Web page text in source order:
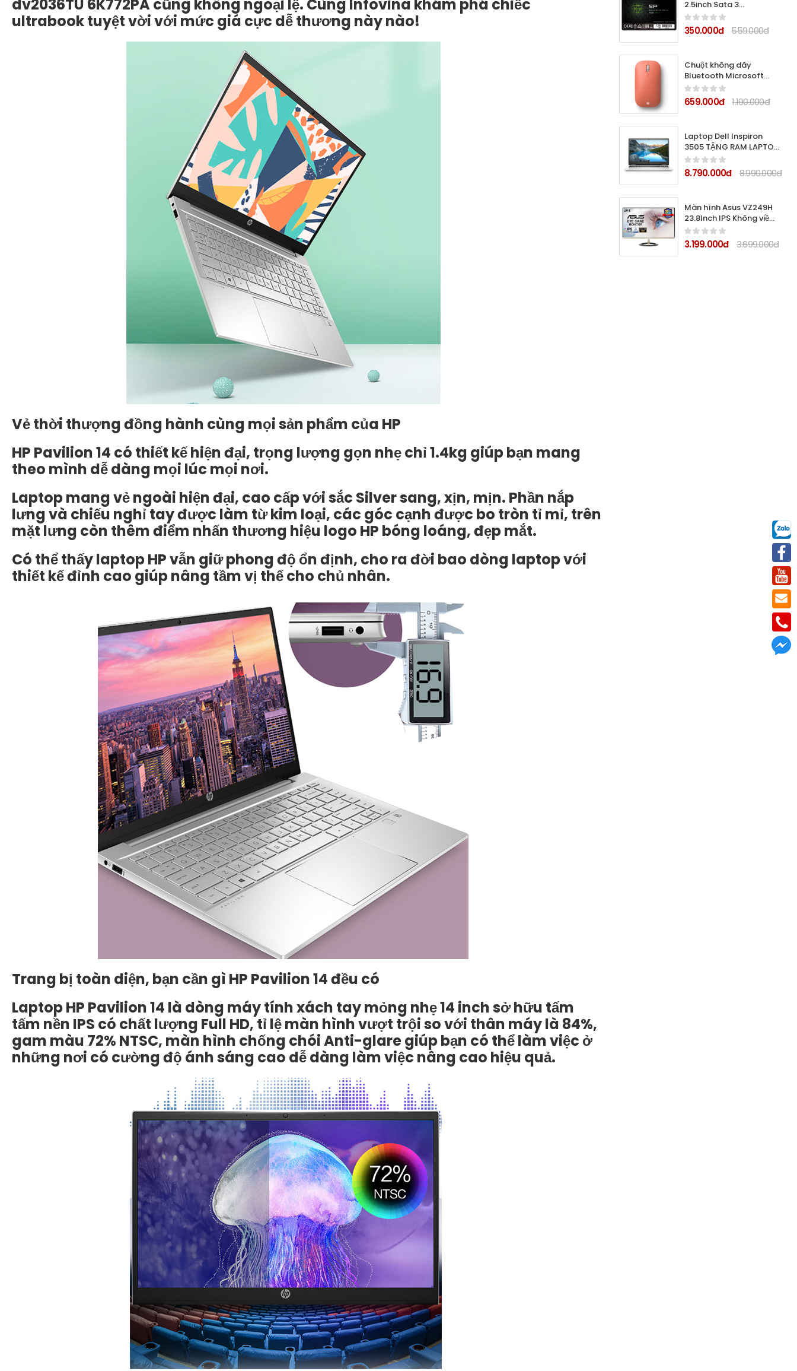
dv2036TU 6K772PA cũng không ngoại lệ. Cùng Infovina khám phá chiếc
ultrabook tuyệt vời với mức giá cực dễ thương này nào!
Vẻ thời thượng đồng hành cùng mọi sản phẩm của HP
HP Pavilion 14 có thiết kế hiện đại, trọng lượng gọn nhẹ chỉ 1.4kg giúp bạn mang
theo mình dễ dàng mọi lúc mọi nơi.
Laptop mang vẻ ngoài hiện đại, cao cấp với sắc Silver sang, xịn, mịn. Phần nắp
lưng và chiếu nghỉ tay được làm từ kim loại, các góc cạnh được bo tròn tỉ mỉ, trên
mặt lưng còn thêm điểm nhấn thương hiệu logo HP bóng loáng, đẹp mắt.
Có thể thấy laptop HP vẫn giữ phong độ ổn định, cho ra đời bao dòng laptop với
thiết kế đỉnh cao giúp nâng tầm vị thế cho chủ nhân.
Trang bị toàn diện, bạn cần gì HP Pavilion 14 đều có
Laptop HP Pavilion 14 là dòng máy tính xách tay mỏng nhẹ 14 inch sở hữu tấm
tấm nền IPS có chất lượng Full HD, tỉ lệ màn hình vượt trội so với thân máy là 84%,
gam màu 72% NTSC, màn hình chống chói Anti-glare giúp bạn có thể làm việc ở
những nơi có cường độ ánh sáng cao dễ dàng làm việc nâng cao hiệu quả.
2.5inch Sata 3
(SP128GBSS3A56B25)
350.000đ 559.000đ
Chuột không dây
Bluetooth Microsoft
Modern Mobile (Màu
hồng đào)
659.000đ 1.190.000đ
Laptop Dell Inspiron
3505 TẶNG RAM LAPTOP
4GB Ryzen 3 3250U/
4Gb/ 128Gb SSD/ 15.6"
FHD /VGA ON/
8.790.000đ 8.990.000đ
Màn hình Asus VZ249H
23.8Inch IPS Không viền,
siêu mỏng tích hợp Loa
3.199.000đ 3.699.000đ